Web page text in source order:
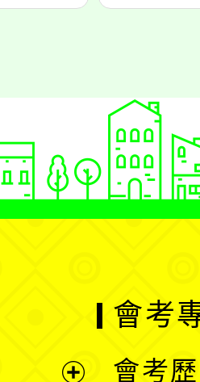
會考
會考